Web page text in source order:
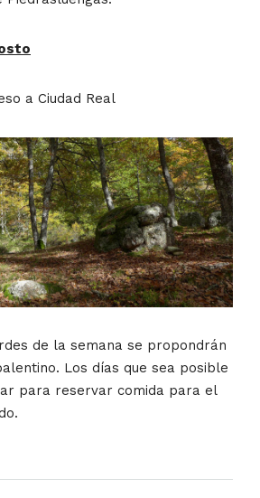
a Ciudad Real
de la semana se propondrán
Los días que sea posible
para reservar comida para el